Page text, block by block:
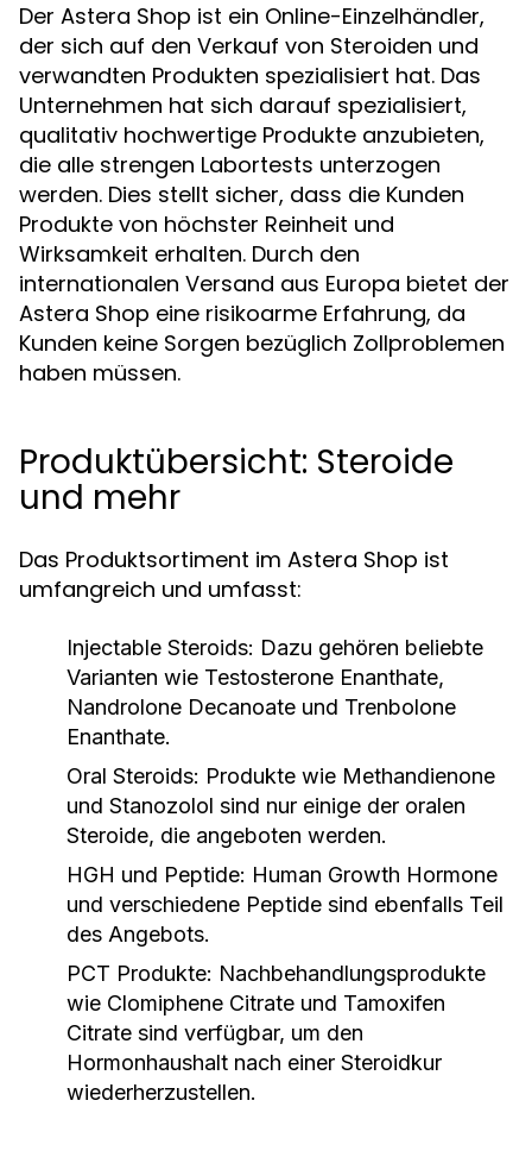
Der Astera Shop ist ein Online-Einzelhändler,
der sich auf den Verkauf von Steroiden und
verwandten Produkten spezialisiert hat. Das
Unternehmen hat sich darauf spezialisiert,
qualitativ hochwertige Produkte anzubieten,
die alle strengen Labortests unterzogen
werden. Dies stellt sicher, dass die Kunden
Produkte von höchster Reinheit und
Wirksamkeit erhalten. Durch den
internationalen Versand aus Europa bietet der
Astera Shop eine risikoarme Erfahrung, da
Kunden keine Sorgen bezüglich Zollproblemen
haben müssen.
Produktübersicht: Steroide
und mehr
Das Produktsortiment im Astera Shop ist
umfangreich und umfasst:
Injectable Steroids: Dazu gehören beliebte
Varianten wie Testosterone Enanthate,
Nandrolone Decanoate und Trenbolone
Enanthate.
Oral Steroids: Produkte wie Methandienone
und Stanozolol sind nur einige der oralen
Steroide, die angeboten werden.
HGH und Peptide: Human Growth Hormone
und verschiedene Peptide sind ebenfalls Teil
des Angebots.
PCT Produkte: Nachbehandlungsprodukte
wie Clomiphene Citrate und Tamoxifen
Citrate sind verfügbar, um den
Hormonhaushalt nach einer Steroidkur
wiederherzustellen.